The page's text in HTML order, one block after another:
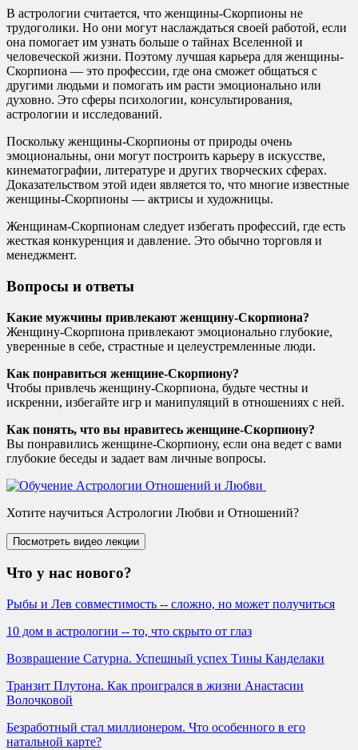
В астрологии считается, что женщины-Скорпионы не
трудоголики. Но они могут наслаждаться своей работой, если
она помогает им узнать больше о тайнах Вселенной и
человеческой жизни. Поэтому лучшая карьера для женщины-
Скорпиона — это профессии, где она сможет общаться с
другими людьми и помогать им расти эмоционально или
духовно. Это сферы психологии, консультирования,
астрологии и исследований.
Поскольку женщины-Скорпионы от природы очень
эмоциональны, они могут построить карьеру в искусстве,
кинематографии, литературе и других творческих сферах.
Доказательством этой идеи является то, что многие известные
женщины-Скорпионы — актрисы и художницы.
Женщинам-Скорпионам следует избегать профессий, где есть
жесткая конкуренция и давление. Это обычно торговля и
менеджмент.
Вопросы и ответы
Какие мужчины привлекают женщину-Скорпиона?
Женщину-Скорпиона привлекают эмоционально глубокие,
уверенные в себе, страстные и целеустремленные люди.
Как понравиться женщине-Скорпиону?
Чтобы привлечь женщину-Скорпиона, будьте честны и
искренни, избегайте игр и манипуляций в отношениях с ней.
Как понять, что вы нравитесь женщине-Скорпиону?
Вы понравились женщине-Скорпиону, если она ведет с вами
глубокие беседы и задает вам личные вопросы.
Хотите научиться Астрологии Любви и Отношений?
Что у нас нового?
Рыбы и Лев совместимость -- сложно, но может получиться
10 дом в астрологии -- то, что скрыто от глаз
Возвращение Сатурна. Успешный успех Тины Канделаки
Транзит Плутона. Как проигрался в жизни Анастасии
Волочковой
Безработный стал миллионером. Что особенного в его
натальной карте?